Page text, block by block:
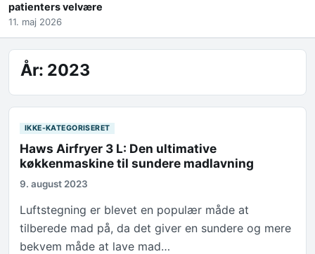
patienters velvære
11. maj 2026
År: 2023
IKKE-KATEGORISERET
Haws Airfryer 3 L: Den ultimative
køkkenmaskine til sundere madlavning
9. august 2023
Luftstegning er blevet en populær måde at
tilberede mad på, da det giver en sundere og mere
bekvem måde at lave mad…